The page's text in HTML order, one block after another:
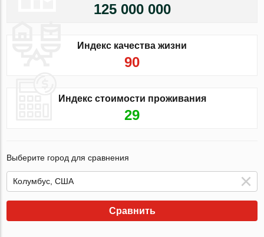
125 000 000
Индекс качества жизни
90
Индекс стоимости проживания
29
Выберите город для сравнения
Сравнить